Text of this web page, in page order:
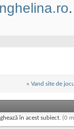
.
« Vand site de
în acest subiect. (0